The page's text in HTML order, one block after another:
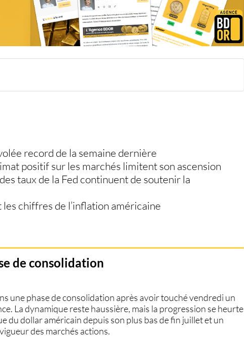
jours
record de la semaine dernière
positif sur les marchés limitent son ascension
taux de la Fed continuent de soutenir la
chiffres de l’inflation américaine
de consolidation
une phase de consolidation après avoir touché vendredi un
La dynamique reste haussière, mais la progression se heurte
du dollar américain depuis son plus bas de fin juillet et un
des marchés actions.